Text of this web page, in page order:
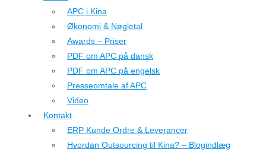
APC i Kina
Økonomi & Nøgletal
Awards – Priser
PDF om APC på dansk
PDF om APC på engelsk
Presseomtale af APC
Video
Kontakt
ERP Kunde Ordre & Leverancer
Hvordan Outsourcing til Kina? – Blogindlæg